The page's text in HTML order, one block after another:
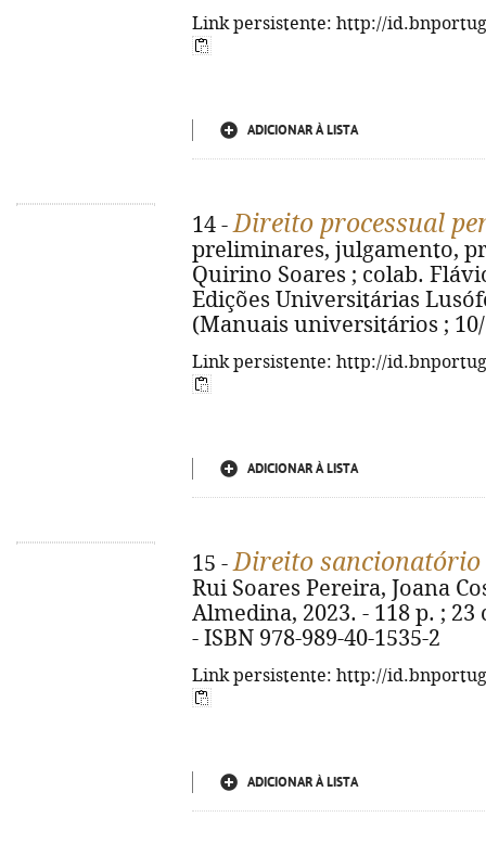
Link persistente: http://
ADICIONAR À LISTA
14 -Direito processual
preliminares, julgamento,
Quirino Soares ; colab.
Edições Universitárias
(Manuais universitários ; 10/
Link persistente: http://
ADICIONAR À LISTA
15 -Direito
Rui Soares Pereira, Joana
Almedina, 2023. - 118 p. ;
- ISBN 978-989-40-1535-2
Link persistente: http://
ADICIONAR À LISTA